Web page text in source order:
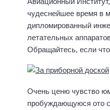
чудеснейшее время в
дипломированный
летательных
Обращайтесь, если
Очень ценю чувство
пробуждающуюся ото